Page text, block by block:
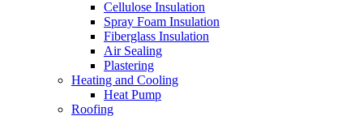
Cellulose Insulation
Spray Foam Insulation
Fiberglass Insulation
Air Sealing
Plastering
Heating and Cooling
Heat Pump
Roofing